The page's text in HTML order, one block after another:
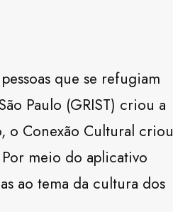
que se refugiam
Paulo (GRIST) criou a
o Conexão Cultural criou
meio do aplicativo
ao tema da cultura dos